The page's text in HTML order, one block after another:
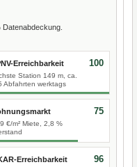
Erreichbarkeit
Station 149 m, ca.
Abfahrten werktags
100
€/m² Miete, 2,8 %
75
Erreichbarkeit 96